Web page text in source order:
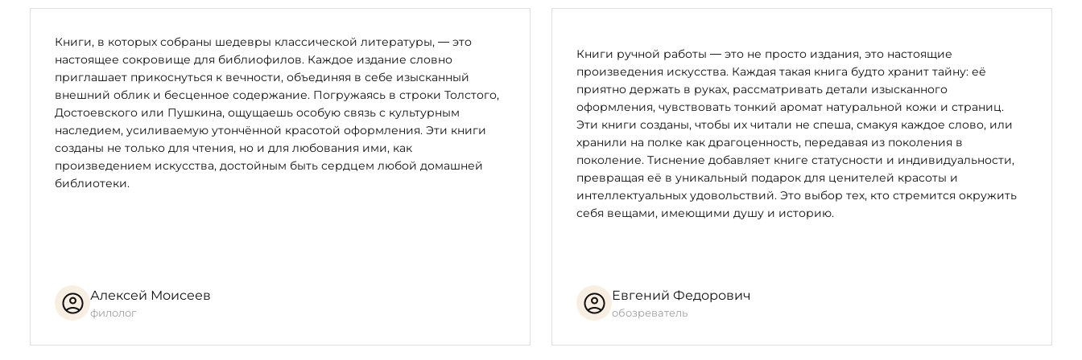
Нагаш (1393–1470-е), Константин Ерзнкаци (1250–1320), Нерсес Мокаци (XVI–XVII вв.), Нерсес Шнорали (1102–1173), Мартирос
Саят-Нова (1712–1795).
Перевод на русский язык — В. Брюсов, Н. Гребнев, М. Кузмин, Л. Мкртчян, М. Лозинский.
В работе над изданием принимали участие:
Автор иллюстраций, буквиц, дизайна переплёта книги, подбор стихотворений — Марина Азизян Макет книги — Евгений
Григорьев Печать текста — Руслан Князев Вышивка на ткани художественной гладью — Мария Рудковская Переплётные
работы — Андрей Куликов Редактор и корректор армянского текста — Роланд Аветисян
Каждый экземпляр тиража хранится в футляре, декорированном тканью.
25 нумерованных экземпляров, подписанных художником и издателем. Экземпляр № 1 хранится в собрании Государственного
Книги, в которых собраны шедевры классической литературы, — это
настоящее сокровище для библиофилов. Каждое издание словно
приглашает прикоснуться к вечности, объединяя в себе изысканный
внешний облик и бесценное содержание. Погружаясь в строки Толстого,
Достоевского или Пушкина, ощущаешь особую связь с культурным
наследием, усиливаемую утончённой красотой оформления. Эти книги
созданы не только для чтения, но и для любования ими, как
произведением искусства, достойным быть сердцем любой домашней
библиотеки.
Алексей Моисеев
филолог
Книги ручной работы — это не просто издания, это настоящие
произведения искусства. Каждая такая книга будто хранит тайну: её
приятно держать в руках, рассматривать детали изысканного
оформления, чувствовать тонкий аромат натуральной кожи и страниц.
Эти книги созданы, чтобы их читали не спеша, смакуя каждое слово, или
хранили на полке как драгоценность, передавая из поколения в
поколение. Тиснение добавляет книге статусности и индивидуальности,
превращая её в уникальный подарок для ценителей красоты и
интеллектуальных удовольствий. Это выбор тех, кто стремится окружить
себя вещами, имеющими душу и историю.
Евгений Федорович
обозреватель